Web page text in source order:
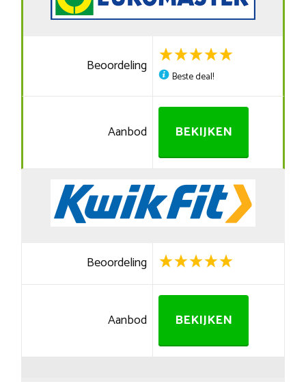
Beoordeling
Beste deal!
Aanbod BEKIJKEN
Beoordeling
Aanbod BEKIJKEN